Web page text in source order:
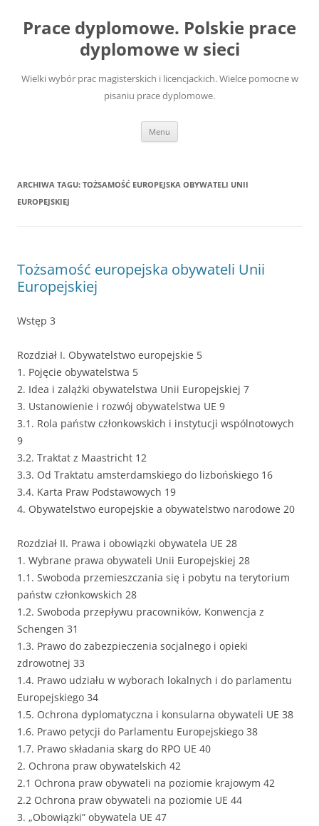
treści
Prace dyplomowe. Polskie prace
dyplomowe w sieci
Wielki wybór prac magisterskich i licencjackich. Wielce pomocne w
pisaniu prace dyplomowe.
Menu
ARCHIWA TAGU: TOŻSAMOŚĆ EUROPEJSKA OBYWATELI UNII
EUROPEJSKIEJ
Tożsamość europejska obywateli Unii
Europejskiej
Wstęp 3
Rozdział I. Obywatelstwo europejskie 5
1. Pojęcie obywatelstwa 5
2. Idea i zalążki obywatelstwa Unii Europejskiej 7
3. Ustanowienie i rozwój obywatelstwa UE 9
3.1. Rola państw członkowskich i instytucji wspólnotowych
9
3.2. Traktat z Maastricht 12
3.3. Od Traktatu amsterdamskiego do lizbońskiego 16
3.4. Karta Praw Podstawowych 19
4. Obywatelstwo europejskie a obywatelstwo narodowe 20
Rozdział II. Prawa i obowiązki obywatela UE 28
1. Wybrane prawa obywateli Unii Europejskiej 28
1.1. Swoboda przemieszczania się i pobytu na terytorium
państw członkowskich 28
1.2. Swoboda przepływu pracowników, Konwencja z
Schengen 31
1.3. Prawo do zabezpieczenia socjalnego i opieki
zdrowotnej 33
1.4. Prawo udziału w wyborach lokalnych i do parlamentu
Europejskiego 34
1.5. Ochrona dyplomatyczna i konsularna obywateli UE 38
1.6. Prawo petycji do Parlamentu Europejskiego 38
1.7. Prawo składania skarg do RPO UE 40
2. Ochrona praw obywatelskich 42
2.1 Ochrona praw obywateli na poziomie krajowym 42
2.2 Ochrona praw obywateli na poziomie UE 44
3. „Obowiązki” obywatela UE 47